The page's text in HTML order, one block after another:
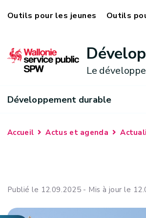
Outils pour les jeunes Outils
Le
Développement durable
Accueil Actus et agenda
Publié le 12.09.2025 - Mis à jour le